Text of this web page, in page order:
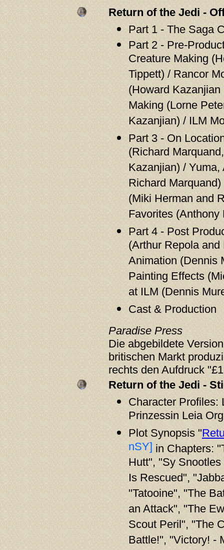
Return of the Jedi -
Part 1 - The Saga
Part 2 - Pre-
Creature Making
Tippett) / Rancor
(Howard
Making (Lorne
Kazanjian) / ILM
Part 3 - On
(Richard
Kazanjian) /
Richard
(Miki Herman and
Favorites
Part 4 - Post
(Arthur Repola
Animation (Dennis
Painting Effects
at ILM (Dennis
Cast & Production
Paradise Press
Die abgebildete
britischen Markt
rechts den Aufdruck
Return of the Jedi -
Character Profiles:
Prinzessin Leia
Plot Synopsis "
nSY]in Chapters:
Hutt", "Sy
Is Rescued",
"Tatooine", "The
an Attack", "The
Scout Peril", "The
Battle!", "Victory! -